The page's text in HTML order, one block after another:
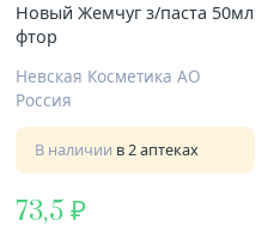
Новый Жемчуг з/паста 50мл
фтор
Невская Косметика АО
Россия
В наличии в 2 аптеках
73,5